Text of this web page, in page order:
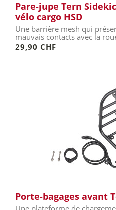
Pare-jupe Tern
vélo cargo HSD
Une barrière mesh qui
mauvais contacts avec la
29,90 CHF
Porte-bagages avant